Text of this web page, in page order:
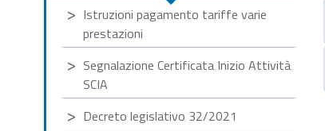
Istruzioni pagamento tariffe varie
prestazioni
Segnalazione Certificata Inizio Attività
SCIA
Decreto legislativo 32/2021